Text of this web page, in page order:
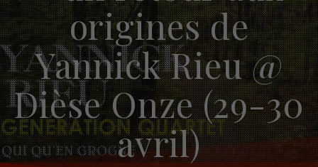
origines de
Yannick Rieu @
Dièse Onze (29-30
avril)